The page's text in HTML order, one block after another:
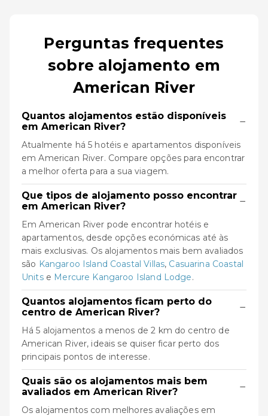
Perguntas frequentes
sobre alojamento em
American River
Quantos alojamentos estão disponíveis
em American River?
−
Atualmente há 5 hotéis e apartamentos disponíveis
em American River. Compare opções para encontrar
a melhor oferta para a sua viagem.
Que tipos de alojamento posso encontrar
em American River?
−
Em American River pode encontrar hotéis e
apartamentos, desde opções económicas até às
mais exclusivas. Os alojamentos mais bem avaliados
são Kangaroo Island Coastal Villas, Casuarina Coastal
Unitse Mercure Kangaroo Island Lodge.
Quantos alojamentos ficam perto do
centro de American River?
−
Há 5 alojamentos a menos de 2 km do centro de
American River, ideais se quiser ficar perto dos
principais pontos de interesse.
Quais são os alojamentos mais bem
avaliados em American River?
−
Os alojamentos com melhores avaliações em